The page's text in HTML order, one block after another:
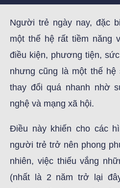
Người trẻ ngày nay, đặc
một thế hệ rất tiềm năng
điều kiện, phương tiện,
nhưng cũng là một thế hệ
thay đổi quá nhanh nhờ
nghệ và mạng xã hội.
Điều này khiến cho các
người trẻ trở nên phong
nhiên, việc thiếu vắng
(nhất là 2 năm trở lại